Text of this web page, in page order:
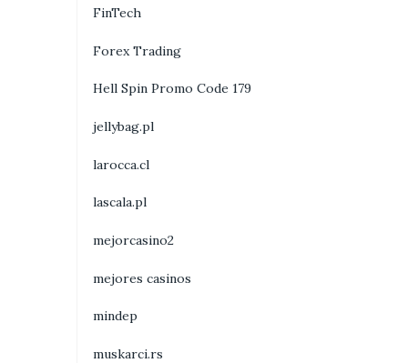
FinTech
Forex Trading
Hell Spin Promo Code 179
jellybag.pl
larocca.cl
lascala.pl
mejorcasino2
mejores casinos
mindep
muskarci.rs